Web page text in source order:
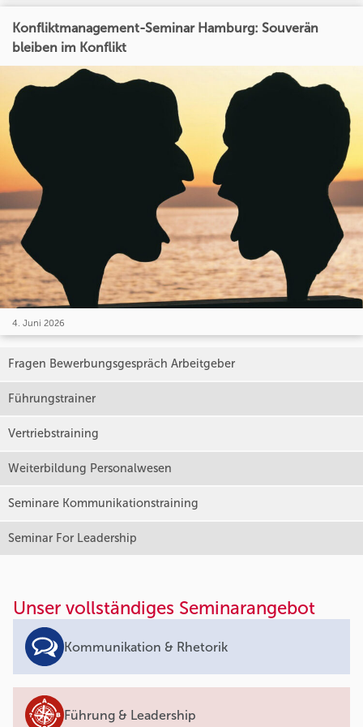
Konfliktmanagement-Seminar Hamburg: Souverän
bleiben im Konflikt
4. Juni 2026
Fragen Bewerbungsgespräch Arbeitgeber
Führungstrainer
Vertriebstraining
Weiterbildung Personalwesen
Seminare Kommunikationstraining
Seminar For Leadership
Unser vollständiges Seminarangebot
Kommunikation & Rhetorik
Führung & Leadership